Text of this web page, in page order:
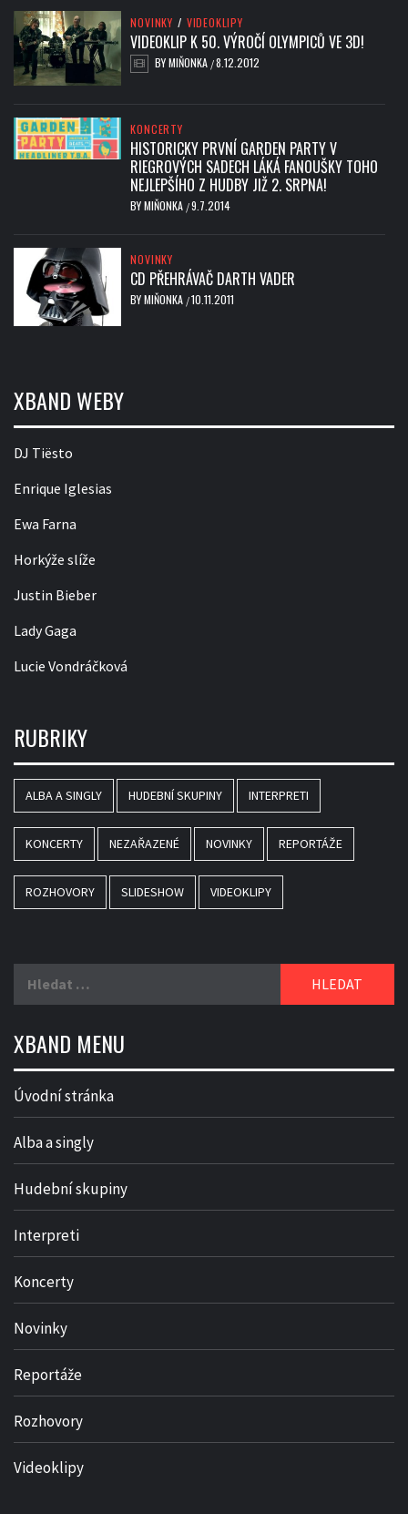
NOVINKY / VIDEOKLIPY
VIDEOKLIP K 50. VÝROČÍ OLYMPICŮ VE 3D!
BYMIŇONKA /8.12.2012
KONCERTY
HISTORICKY PRVNÍ GARDEN PARTY V
RIEGROVÝCH SADECH LÁKÁ FANOUŠKY TOHO
NEJLEPŠÍHO Z HUDBY JIŽ 2. SRPNA!
BYMIŇONKA /9.7.2014
NOVINKY
CD PŘEHRÁVAČ DARTH VADER
BYMIŇONKA /10.11.2011
XBAND WEBY
DJ Tiësto
Enrique Iglesias
Ewa Farna
Horkýže slíže
Justin Bieber
Lady Gaga
Lucie Vondráčková
RUBRIKY
ALBA A SINGLY HUDEBNÍ SKUPINY INTERPRETI
KONCERTY NEZAŘAZENÉ NOVINKY REPORTÁŽE
ROZHOVORY SLIDESHOW VIDEOKLIPY
XBAND MENU
Úvodní stránka
Alba a singly
Hudební skupiny
Interpreti
Koncerty
Novinky
Reportáže
Rozhovory
Videoklipy